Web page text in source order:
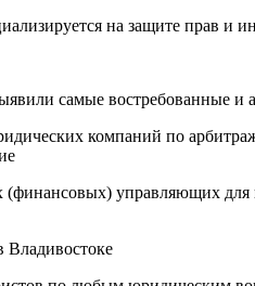
на защите прав и
самые востребованные
компаний по
управляющих для
Владивостоке